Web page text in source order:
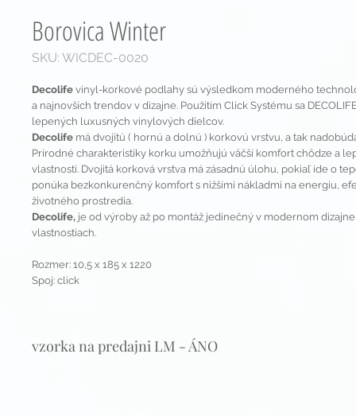
Borovica Winter
SKU: WICDEC-0020
Decolife vinyl-korkové podlahy sú výsledkom moderného
a najnovších trendov v dizajne. Použitím Click Systému sa
lepených luxusných vinylových dielcov.
Decolife má dvojitú ( hornú a dolnú ) korkovú vrstvu, a tak
Prírodné charakteristiky korku umožňujú väčší komfort chôdze a
vlastnosti. Dvojitá korková vrstva má zásadnú úlohu, pokiaľ ide o
ponúka bezkonkurenčný komfort s nižšími nákladmi na energiu,
životného prostredia.
Decolife, je od výroby až po montáž jedinečný v modernom
vlastnostiach.
Rozmer: 10,5 x 185 x 1220
Spoj: click
vzorka na predajni LM - ÁNO